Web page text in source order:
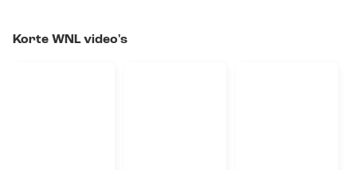
Korte WNL video's